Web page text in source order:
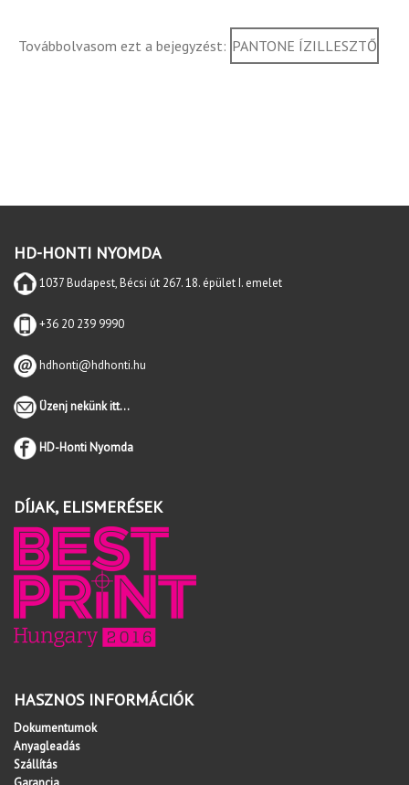
Továbbolvasom ezt a bejegyzést: PANTONE ÍZILLESZTŐ
HD-HONTI NYOMDA
1037 Budapest, Bécsi út 267. 18. épület I. emelet
+36 20 239 9990
hdhonti@hdhonti.hu
Üzenj nekünk itt...
HD-Honti Nyomda
DÍJAK, ELISMERÉSEK
HASZNOS INFORMÁCIÓK
Dokumentumok
Anyagleadás
Szállítás